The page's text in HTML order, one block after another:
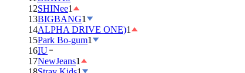
12SHINee1
13BIGBANG1
14ALPHA DRIVE ONE)1
15Park Bo-gum1
16IU
17NewJeans1